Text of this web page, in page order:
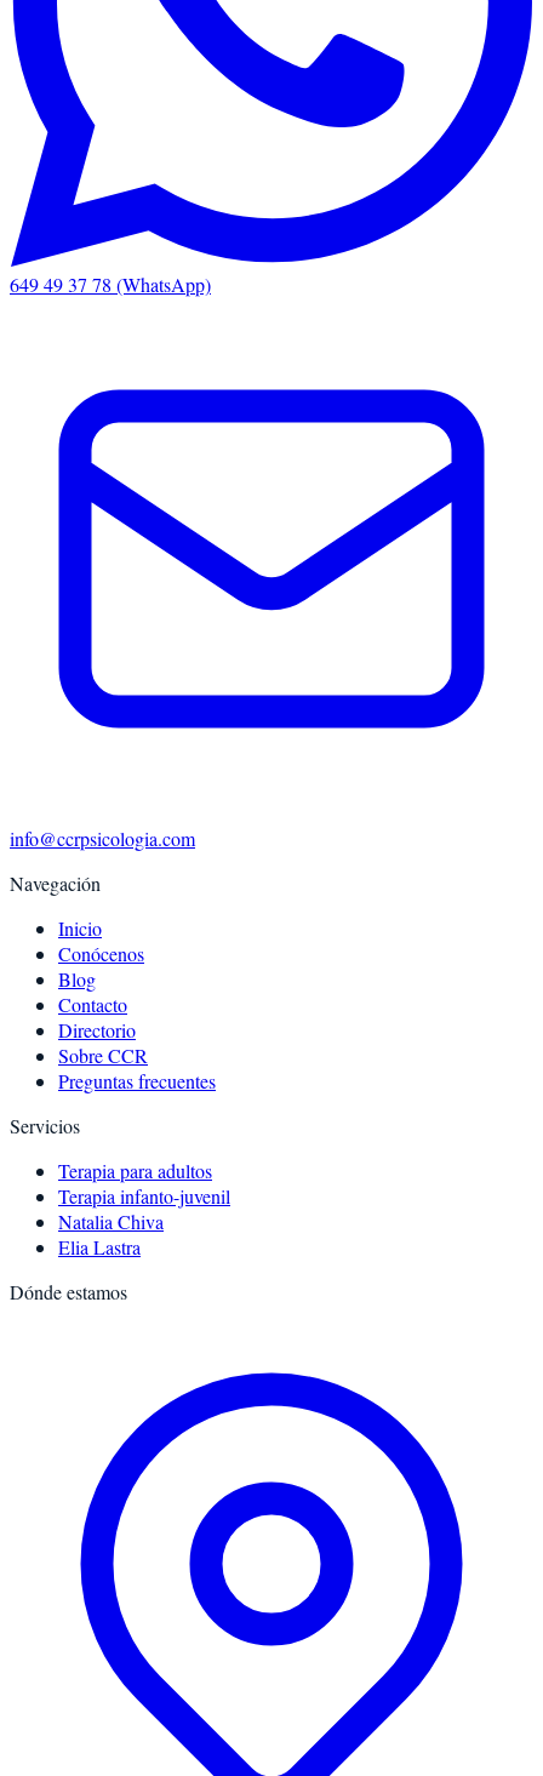
649 49 37 78 (WhatsApp)
info@ccrpsicologia.com
Navegación
Inicio
Conócenos
Blog
Contacto
Directorio
Sobre CCR
Preguntas frecuentes
Servicios
Terapia para adultos
Terapia infanto-juvenil
Natalia Chiva
Elia Lastra
Dónde estamos